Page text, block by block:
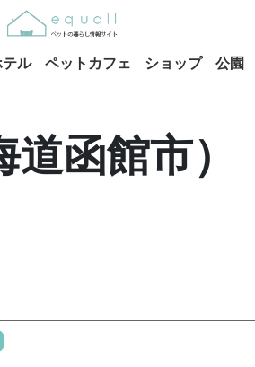
ル ペットカフェ ショップ 公園
函館市）